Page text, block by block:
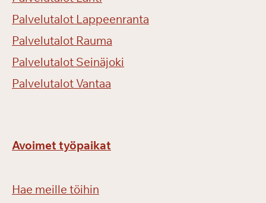
Palvelutalot Lappeenranta
Palvelutalot Rauma
Palvelutalot Seinäjoki
Palvelutalot Vantaa
Avoimet työpaikat
Hae meille töihin